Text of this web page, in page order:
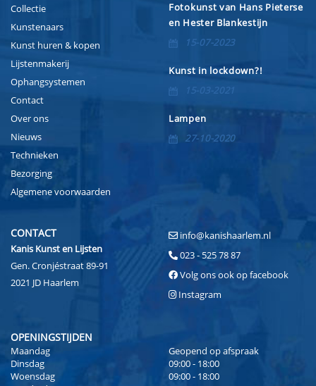
Collectie
Kunstenaars
Kunst huren & kopen
Lijstenmakerij
Ophangsystemen
Contact
Over ons
Nieuws
Technieken
Bezorging
Algemene voorwaarden
Fotokunst van Hans Pieterse
en Hester Blankestijn
15-07-2023
Kunst in lockdown?!
15-03-2021
Lampen
27-10-2020
CONTACT
Kanis Kunst en Lijsten
Gen. Cronjéstraat 89-91
2021 JD Haarlem
info@kanishaarlem.nl
023 - 525 78 87
Volg ons ook op facebook
Instagram
OPENINGSTIJDEN
Maandag
Geopend op afspraak
Dinsdag
09:00 - 18:00
Woensdag
09:00 - 18:00